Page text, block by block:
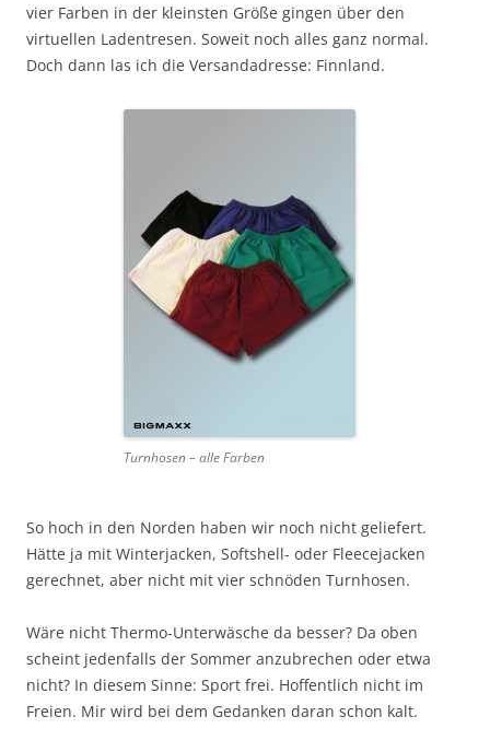
vier Farben in der kleinsten Größe gingen über den
virtuellen Ladentresen. Soweit noch alles ganz normal.
Doch dann las ich die Versandadresse: Finnland.
Turnhosen – alle Farben
So hoch in den Norden haben wir noch nicht geliefert.
Hätte ja mit Winterjacken, Softshell- oder Fleecejacken
gerechnet, aber nicht mit vier schnöden Turnhosen.
Wäre nicht Thermo-Unterwäsche da besser? Da oben
scheint jedenfalls der Sommer anzubrechen oder etwa
nicht? In diesem Sinne: Sport frei. Hoffentlich nicht im
Freien. Mir wird bei dem Gedanken daran schon kalt.